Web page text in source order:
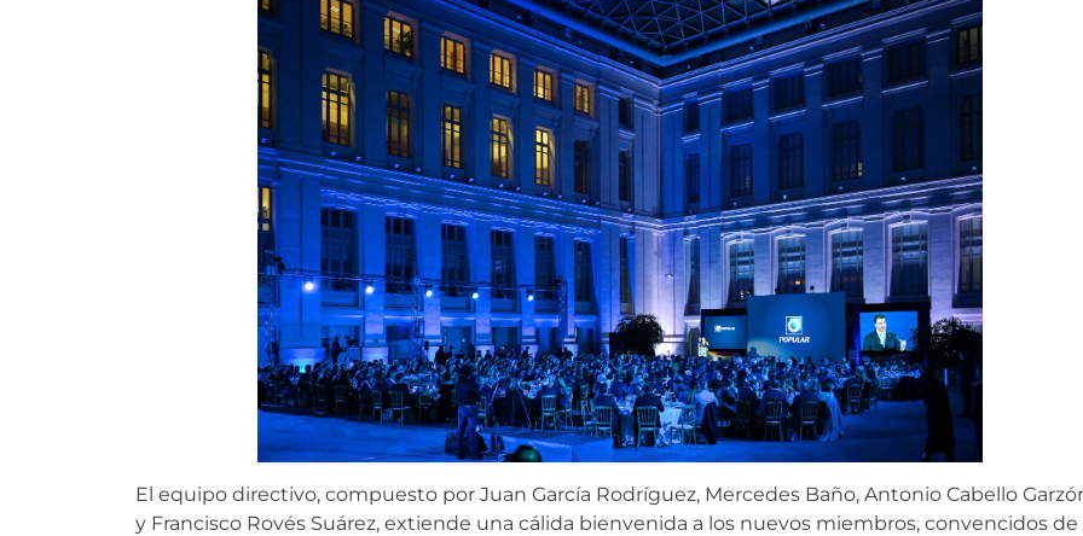
El equipo directivo, compuesto por Juan García Rodríguez, Mercedes Baño, Antonio Cabello
y Francisco Rovés Suárez, extiende una cálida bienvenida a los nuevos miembros, convencidos de